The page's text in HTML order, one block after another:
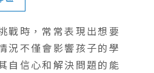
戰時，常常表現出想要
況不僅會影響孩子的學
自信心和解決問題的能